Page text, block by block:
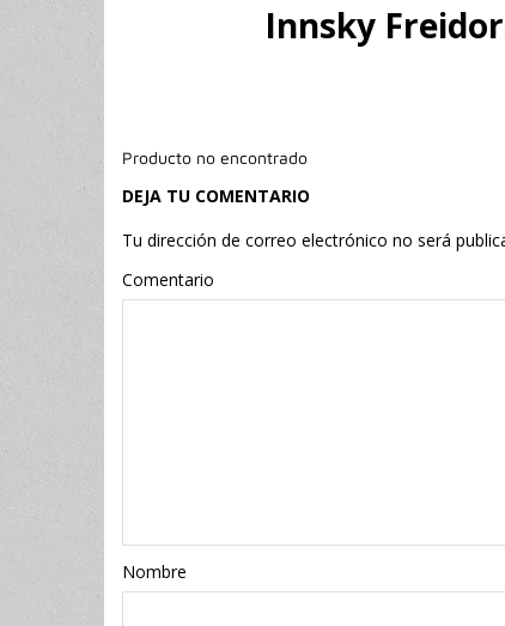
Innsky
Producto no encontrado
DEJA TU COMENTARIO
Tu dirección de correo electrónico no será
Comentario